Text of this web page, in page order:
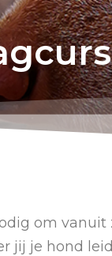
om
jij je hond